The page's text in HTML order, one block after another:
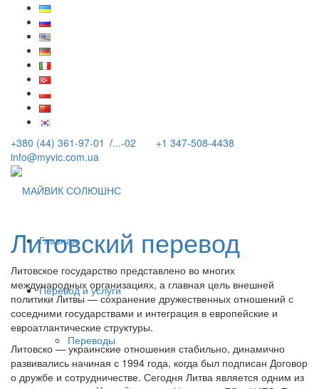
+380 (44) 361-97-01 /...-02
+1 347-508-4438
info@myvic.com.ua
Главная
Перевод и услуги
Переводы
Литовский перевод
Литовское государство представлено во многих
международных организациях, а главная цель внешней
политики Литвы — сохранение дружественных отношений с
соседними государствами и интеграция в европейские и
евроатлантические структуры.
Литовско — украинские отношения стабильно, динамично
развивались начиная с 1994 года, когда был подписан Договор
о дружбе и сотрудничестве. Сегодня Литва является одним из